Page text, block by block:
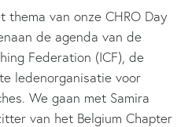
thema van onze CHRO Day
de agenda van de
Federation (ICF), de
ledenorganisatie voor
We gaan met Samira
van het Belgium Chapter